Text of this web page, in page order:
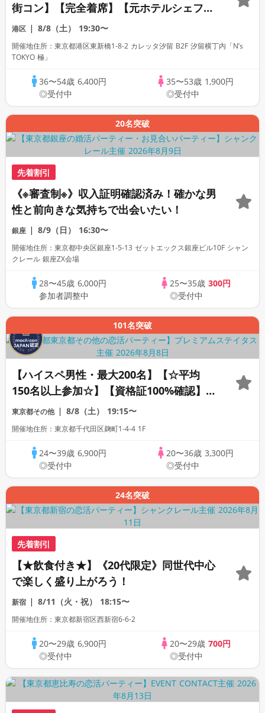
街コン】【完全着席】【元ホテルシェフが
手掛ける上質コース・アルコール飲み放
題】【朝採れ三浦野菜】【安心！カレッタ
汐留内開催】【同世代】【LINE交換自
由・席替有】
港区 8/8（土） 19:30〜
開催地住所：東京都港区東新橋1-8-2 カレッタ汐留 B2F 汐留横丁内「N’s
TOKYO 極」
36〜54歳 6,400円
◎受付中
35〜53歳 1,900円
◎受付中
20名突破
先着割引
《※審査制※》収入証明確認済み！確かな男
性と前向きな気持ちで出会いたい！
銀座 8/9（日） 16:30〜
開催地住所：東京都中央区銀座1-5-13 ゼットエックス銀座ビル10F シャン
クレール 銀座ZX会場
28〜45歳 6,000円
参加者調整中
25〜35歳 300円
◎受付中
101名突破
【ハイスペ男性・最大200名】【☆平均
150名以上参加☆】【資格証100%確認】
【累計110万人突破！】プレミアムステイ
タス
東京都その他 8/8（土） 19:15〜
開催地住所：東京都千代田区麹町1-4-4 1F
24〜39歳 6,900円
◎受付中
20〜36歳 3,300円
◎受付中
24名突破
先着割引
【★飲食付き★】《20代限定》同世代中心
で楽しく盛り上がろう！
新宿 8/11（火・祝） 18:15〜
開催地住所：東京都新宿区西新宿6-6-2
20〜29歳 6,900円
◎受付中
20〜29歳 700円
◎受付中